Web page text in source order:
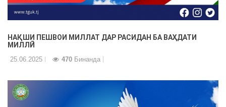
НАҚШИ ПЕШВОИ МИЛЛАТ ДАР РАСИДАН БА ВАҲДАТИ
МИЛЛӢ
25.06.2025 470 Бинанда